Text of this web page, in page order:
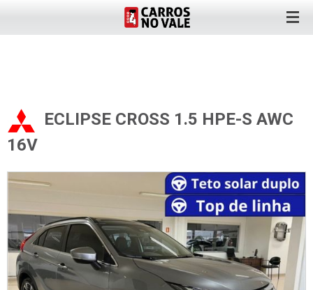
ECLIPSE CROSS 1.5 HPE-S AWC
16V